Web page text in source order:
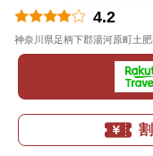
4.2
神奈川県足柄下郡湯河原町土